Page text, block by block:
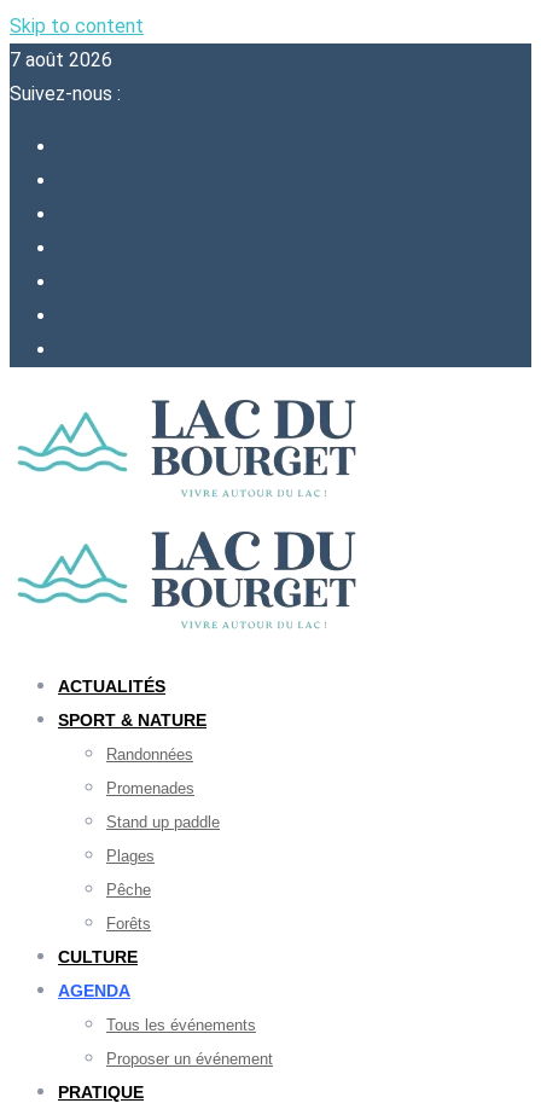
Skip to content
7 août 2026
Suivez-nous :
ACTUALITÉS
SPORT & NATURE
Randonnées
Promenades
Stand up paddle
Plages
Pêche
Forêts
CULTURE
AGENDA
Tous les événements
Proposer un événement
PRATIQUE